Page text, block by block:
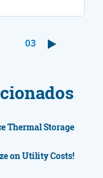
03
Thermal Storage
on Utility Costs!